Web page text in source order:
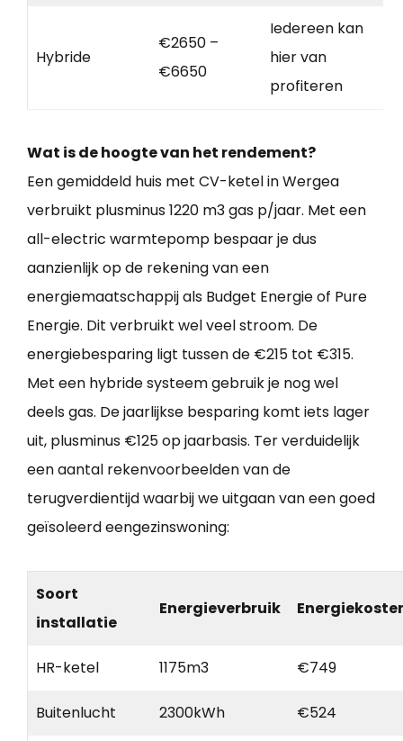
Hybride
€2650 –
€6650
Iedereen kan
hier van
profiteren
Wat is de hoogte van het rendement?
Een gemiddeld huis met CV-ketel in Wergea
verbruikt plusminus 1220 m3 gas p/jaar. Met een
all-electric warmtepomp bespaar je dus
aanzienlijk op de rekening van een
energiemaatschappij als Budget Energie of Pure
Energie. Dit verbruikt wel veel stroom. De
energiebesparing ligt tussen de €215 tot €315.
Met een hybride systeem gebruik je nog wel
deels gas. De jaarlijkse besparing komt iets lager
uit, plusminus €125 op jaarbasis. Ter verduidelijk
een aantal rekenvoorbeelden van de
terugverdientijd waarbij we uitgaan van een goed
geïsoleerd eengezinswoning:
Soort
installatie
Energieverbruik
HR-ketel 1175m3 €749
Buitenlucht 2300kWh €524